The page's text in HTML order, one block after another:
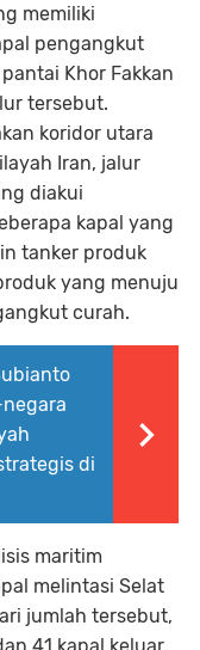
memiliki
pengangkut
Khor Fakkan
tersebut.
koridor utara
Iran, jalur
diakui
kapal yang
tanker produk
yang menuju
curah.
di
maritim
melintasi Selat
jumlah tersebut,
41 kapal keluar